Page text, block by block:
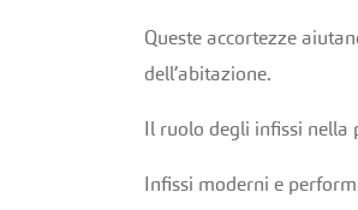
Queste accortezze
dell’abitazione.
Il ruolo degli infissi
Infissi moderni e